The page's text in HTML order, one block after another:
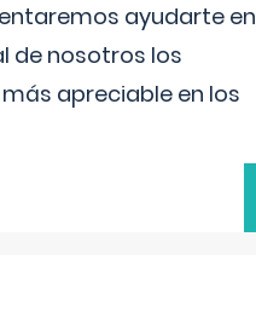
ayudarte en
de nosotros los
apreciable en los